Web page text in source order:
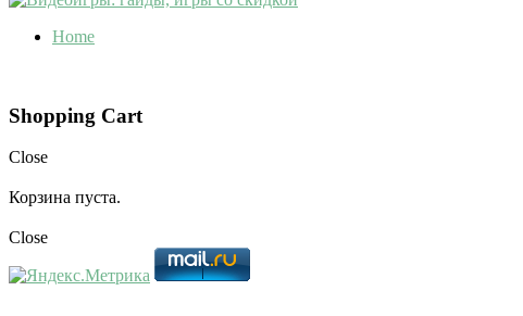
Home
Shopping Cart
Close
Корзина пуста.
Close